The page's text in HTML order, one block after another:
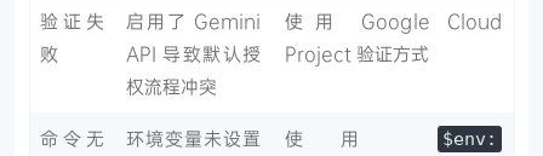
验证失
败
启用了 Gemini
API 导致默认授
权流程冲突
使用 Google Cloud
Project 验证方式
命令无
环境变量未设置
使用 $env: